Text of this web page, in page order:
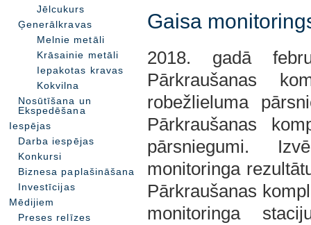
Jēlcukurs
Ģenerālkravas
Melnie metāli
Krāsainie metāli
Iepakotas kravas
Kokvilna
Nosūtīšana un
Ekspedēšana
Iespējas
Darba iespējas
Konkursi
Biznesa paplašināšana
Investīcijas
Mēdijiem
Preses relīzes
Gaisa
2018. gadā
Pārkraušanas
robežlieluma
Pārkraušanas
pārsniegumi.
monitoringa
Pārkraušanas
monitoringa